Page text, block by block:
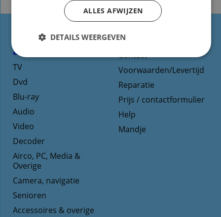
Website informatie
Contact
Voorwaarden/Levertijd
Reparatie
Prijs / contactformulier
Help
Mandje
afstandsbediening
TV
Dvd
Blu-ray
Audio
Video
Decoder
Airco, PC, Media &
Overige
Camera, navigatie
Senioren
Accessoires & overige
ALLES AFWIJZEN
DETAILS WEERGEVEN